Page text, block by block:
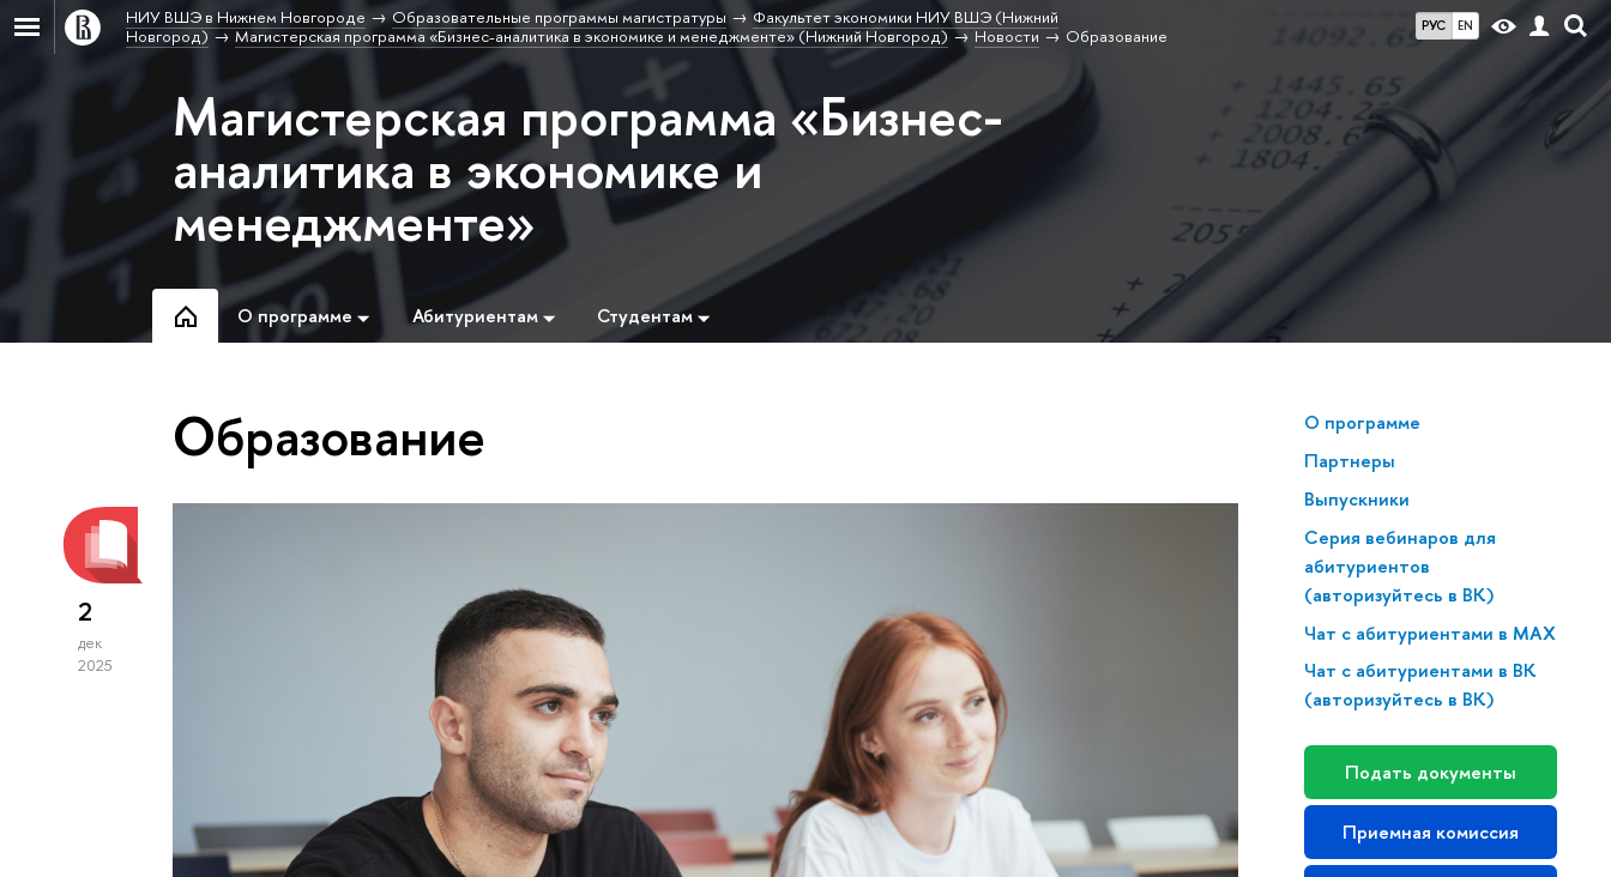
РУС EN
НИУ ВШЭ в Нижнем Новгороде Образовательные программы магистратуры
Факультет экономики НИУ ВШЭ (Нижний
Новгород)
Магистерская программа «Бизнес-аналитика в экономике и менеджменте» (Нижний Новгород) Новости Образование
Магистерская программа «Бизнес-
аналитика в экономике и
менеджменте»
О программе Абитуриентам Студентам
О программе
Партнеры
Выпускники
Серия вебинаров для
абитуриентов
(авторизуйтесь в ВК)
Чат с абитуриентами в MAX
Чат с абитуриентами в ВК
(авторизуйтесь в ВК)
Подать документы
Приемная комиссия
Образование
2
дек
2025